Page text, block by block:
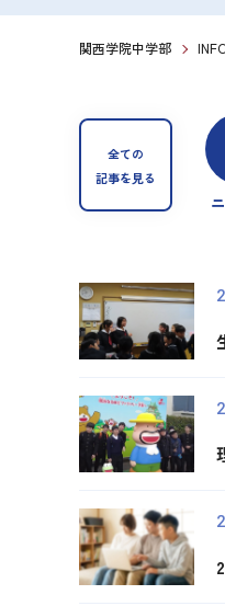
関西学院中学部
全ての
記事を見る